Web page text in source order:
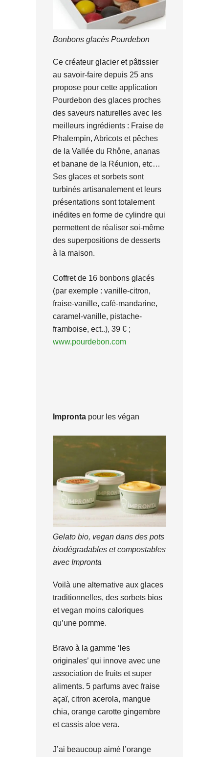
Bonbons glacés Pourdebon
Ce créateur glacier et pâtissier
au savoir-faire depuis 25 ans
propose pour cette application
Pourdebon des glaces proches
des saveurs naturelles avec les
meilleurs ingrédients : Fraise de
Phalempin, Abricots et pêches
de la Vallée du Rhône, ananas
et banane de la Réunion, etc…
Ses glaces et sorbets sont
turbinés artisanalement et leurs
présentations sont totalement
inédites en forme de cylindre qui
permettent de réaliser soi-même
des superpositions de desserts
à la maison.
Coffret de 16 bonbons glacés
(par exemple : vanille-citron,
fraise-vanille, café-mandarine,
caramel-vanille, pistache-
framboise, ect..), 39 € ;
www.pourdebon.com
Impronta pour les végan
Gelato bio, vegan dans des pots
biodégradables et compostables
avec Impronta
Voilà une alternative aux glaces
traditionnelles, des sorbets bios
et vegan moins caloriques
qu’une pomme.
Bravo à la gamme ‘les
originales’ qui innove avec une
association de fruits et super
aliments. 5 parfums avec fraise
açaï, citron acerola, mangue
chia, orange carotte gingembre
et cassis aloe vera.
J’ai beaucoup aimé l’orange